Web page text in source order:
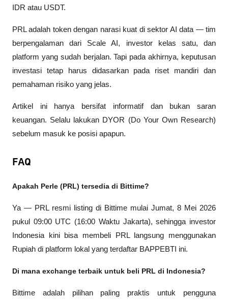
IDR atau USDT.
PRL adalah token dengan narasi kuat di sektor AI data — tim
berpengalaman dari Scale AI, investor kelas satu, dan
platform yang sudah berjalan. Tapi pada akhirnya, keputusan
investasi tetap harus didasarkan pada riset mandiri dan
pemahaman risiko yang jelas.
Artikel ini hanya bersifat informatif dan bukan saran
keuangan. Selalu lakukan DYOR (Do Your Own Research)
sebelum masuk ke posisi apapun.
FAQ
Apakah Perle (PRL) tersedia di Bittime?
Ya — PRL resmi listing di Bittime mulai Jumat, 8 Mei 2026
pukul 09:00 UTC (16:00 Waktu Jakarta), sehingga investor
Indonesia kini bisa membeli PRL langsung menggunakan
Rupiah di platform lokal yang terdaftar BAPPEBTI ini.
Di mana exchange terbaik untuk beli PRL di Indonesia?
Bittime adalah pilihan paling praktis untuk pengguna